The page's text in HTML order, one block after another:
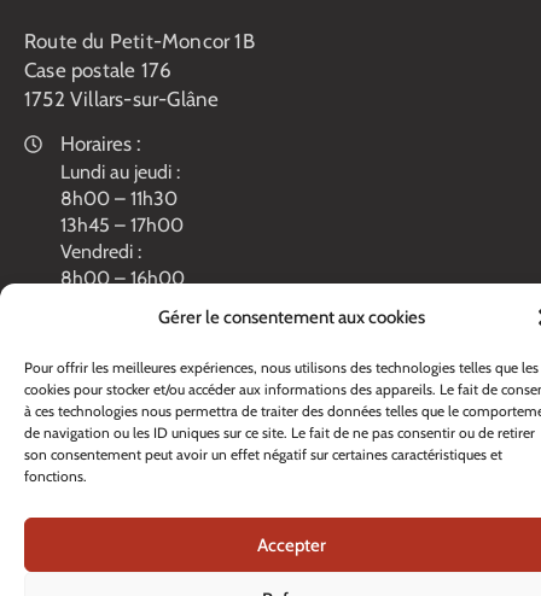
Gérer le consentement aux cookies
Pour offrir les meilleures expériences, nous utilisons des technologies telles que les
cookies pour stocker et/ou accéder aux informations des appareils. Le fait de
à ces technologies nous permettra de traiter des données telles que le
de navigation ou les ID uniques sur ce site. Le fait de ne pas consentir ou de retirer
son consentement peut avoir un effet négatif sur certaines caractéristiques et
fonctions.
Accepter
Route du Petit-Moncor 1B
Case postale 176
1752 Villars-sur-Glâne
Horaires :
Lundi au jeudi :
8h00 – 11h30
13h45 – 17h00
Vendredi :
8h00 – 16h00
Veille de fête: 13h45 – 16h00
Contacter nos services